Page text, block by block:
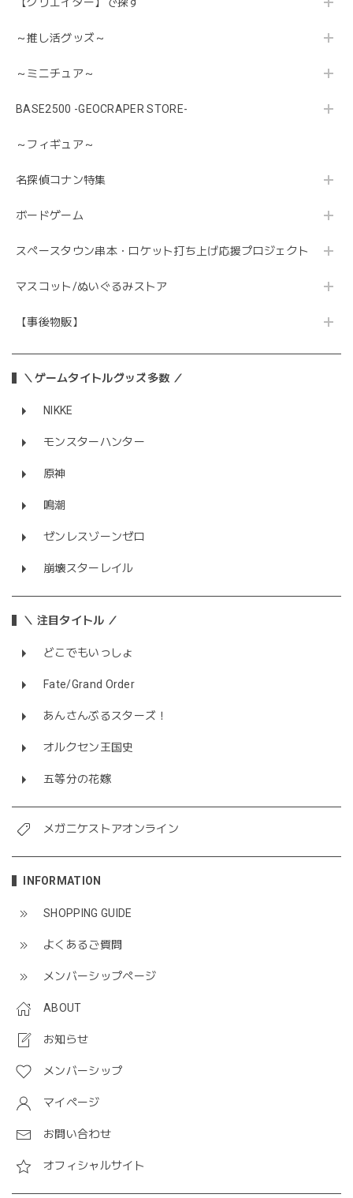
【クリエイター】で探す
～推し活グッズ～
～ミニチュア～
BASE2500 -GEOCRAPER STORE-
～フィギュア～
名探偵コナン特集
ボードゲーム
スペースタウン串本・ロケット打ち上げ応援プロジェクト
マスコット/ぬいぐるみストア
【事後物販】
＼ゲームタイトルグッズ多数 ／
NIKKE
モンスターハンター
原神
鳴潮
ゼンレスゾーンゼロ
崩壊スターレイル
＼ 注目タイトル ／
どこでもいっしょ
Fate/Grand Order
あんさんぶるスターズ！
オルクセン王国史
五等分の花嫁
メガニケストアオンライン
INFORMATION
SHOPPING GUIDE
よくあるご質問
メンバーシップページ
ABOUT
お知らせ
メンバーシップ
マイページ
お問い合わせ
オフィシャルサイト